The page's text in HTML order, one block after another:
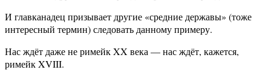
И главканадец призывает другие «средние державы» (тоже
интересный термин) следовать данному примеру.
Нас ждёт даже не римейк XX века — нас ждёт, кажется,
римейк XVIII.